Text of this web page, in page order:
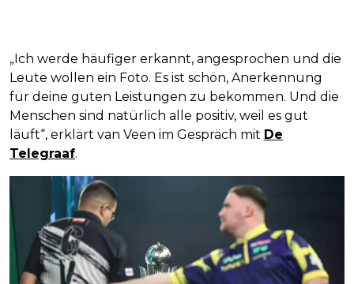
„Ich werde häufiger erkannt, angesprochen und die
Leute wollen ein Foto. Es ist schön, Anerkennung
für deine guten Leistungen zu bekommen. Und die
Menschen sind natürlich alle positiv, weil es gut
läuft“, erklärt van Veen im Gespräch mit De
Telegraaf.